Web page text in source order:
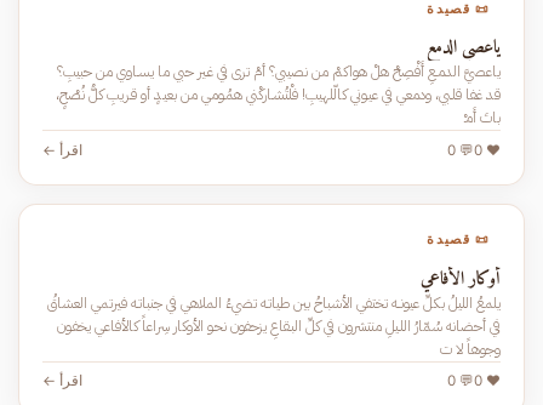
📜 قصيدة
ياعصي الدمع
ياعصيَّ الدمـعِ أَفْصِحْ هلْ هواكمْ من نصيبي؟ أمْ ترى في غـير حبي ما يسـاوي من حبيبِ؟
قد غفا قلـبي، ودمعي في عيـوني كالّلهيبِ! فلْتُشـاركْني همُـومي من بعيـدٍ أو قـريبِ كلُّ نُصْحٍ،
باتَ أَمـْ
❤️ 0
💬 0 اقرأ ←
📜 قصيدة
أوكار الأفاعي
يلمعُ الليلُ بكلِّ عيونــه تختفي الأشباحُ بين طياتـه تضيءُ الملاهي في جنباتـه فيرتمي العشاقُ
في أحضانه سُمّارُ اللـيلِ منتشرون في كلِّ البـقاعِ يزحفون نحـو الأوكار سِراعاً كالأفاعي يخفـون
وجوهاً لا ت
❤️ 0
💬 0 اقرأ ←